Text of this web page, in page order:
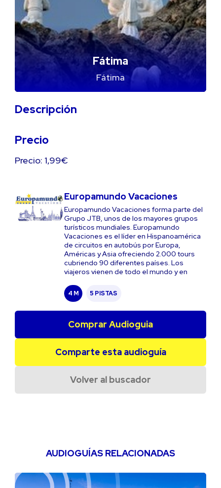
Fátima
Fátima
Descripción
Precio
Precio: 1,99€
Europamundo Vacaciones
Europamundo Vacaciones forma parte del
Grupo JTB, unos de los mayores grupos
turísticos mundiales. Europamundo
Vacaciones es el líder en Hispanoamérica
de circuitos en autobús por Europa,
Américas y Asia ofreciendo 2.000 tours
cubriendo 90 diferentes países. Los
viajeros vienen de todo el mundo y en
4 M 5 PISTAS
Comprar Audioguia
Comparte esta audioguía
Volver al buscador
AUDIOGUÍAS RELACIONADAS